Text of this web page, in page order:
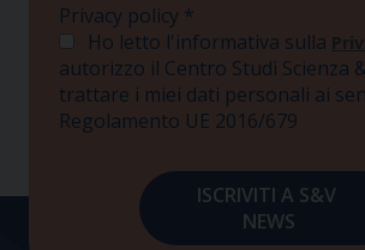
Privacy policy *
Ho letto l'informativa sulla
autorizzo il Centro Studi Scienza
trattare i miei dati personali ai
Regolamento UE 2016/679